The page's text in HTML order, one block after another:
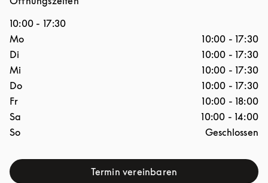
10:00 - 17:30
Wochentag
Mo 10:00 - 17:30
Di
10:00 - 17:30
Mi
10:00 - 17:30
Do
10:00 - 17:30
Fr
10:00 - 18:00
Sa
10:00 - 14:00
So
Geschlossen
Termin vereinbarenLink Opens in New Tab